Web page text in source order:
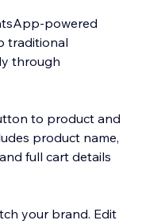
powered
traditional
through
to product and
product name,
full cart details
your brand. Edit